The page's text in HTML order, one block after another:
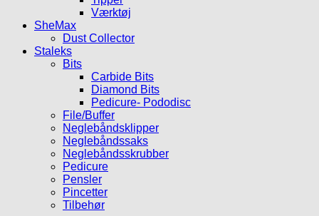
Værktøj
SheMax
Dust Collector
Staleks
Bits
Carbide Bits
Diamond Bits
Pedicure- Pododisc
File/Buffer
Neglebåndsklipper
Neglebåndssaks
Neglebåndsskrubber
Pedicure
Pensler
Pincetter
Tilbehør